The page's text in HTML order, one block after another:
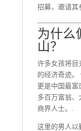
招募，邀请其
为什么
山？
许多女孩将目
的经济奇迹。
更是中国最
多百万富翁
商界人士。.
这里的男人以